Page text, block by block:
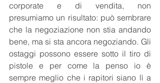
corporate e di vendita, non
presumiamo un risultato: può sembrare
che la negoziazione non stia andando
bene, ma si sta ancora negoziando. Gli
ostaggi possono essere sotto il tiro di
pistole e per come la penso io è
sempre meglio che i rapitori siano lì a